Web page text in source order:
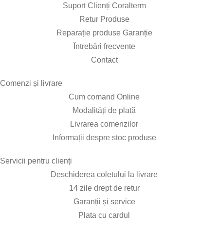
Suport Clienți Coralterm
Retur Produse
Reparație produse Garanție
Întrebări frecvente
Contact
Comenzi și livrare​
Cum comand Online
Modalități de plată
Livrarea comenzilor
Informații despre stoc produse
Servicii pentru clienți​
Deschiderea coletului la livrare
14 zile drept de retur
Garanții și service
Plata cu cardul